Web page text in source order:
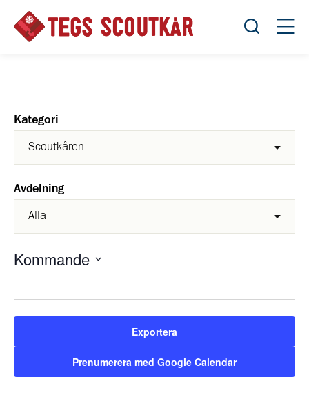
Öppna
Kategori
Avdelning
Kommande
datum.
Exportera
Prenumerera med Google Calendar